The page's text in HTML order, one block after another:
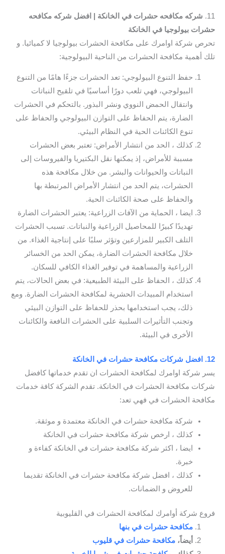
11.
شركه مكافحه حشرات في الخانكة | افضل شركه مكافحه
حشرات بيولوجيا في الخانكة
تحرص شركة اوامرك على مكافحة الحشرات بيولوجيا لا كميائيا. و
تلك أهمية مكافحة الحشرات من الناحية البيولوجية:
حفظ التنوع البيولوجي: تعد الحشرات جزءًا هامًا من التنوع
البيولوجي، فهي تلعب دورًا أساسيًا في تلقيح النباتات
وانتقال الحمض النووي ونشر البذور. بالتحكم في الحشرات
الضارة، يتم الحفاظ على التوازن البيولوجي والحفاظ على
تنوع الكائنات الحية في النظام البيئي.
كذلك ، الحد من انتشار الأمراض: تعتبر بعض الحشرات
مسببة للأمراض، إذ يمكنها نقل البكتيريا والفيروسات إلى
النباتات والحيوانات والبشر. من خلال مكافحة هذه
الحشرات، يتم الحد من انتشار الأمراض المرتبطة بها
والحفاظ على صحة الكائنات الحية.
ايضا ، الحماية من الآفات الزراعية: يعتبر الحشرات الضارة
تهديدًا كبيرًا للمحاصيل الزراعية والنباتات. تسبب الحشرات
التلف الكبير للمزارعين وتؤثر سلبًا على إنتاجية الغذاء. من
خلال مكافحة الحشرات الضارة، يمكن الحد من الخسائر
الزراعية والمساهمة في توفير الغذاء الكافي للسكان.
كذلك ، الحفاظ على البيئة الطبيعية: في بعض الحالات، يتم
استخدام المبيدات الحشرية لمكافحة الحشرات الضارة. ومع
ذلك، يجب استخدامها بحذر للحفاظ على التوازن البيئي
وتجنب التأثيرات السلبية على الحشرات النافعة والكائنات
الأخرى في البيئة.
12. افضل شركات مكافحة حشرات في الخانكة
يسر شركة اوامرك لمكافحة الحشرات ان تقدم خدماتها كافضل
شركات مكافحة الحشرات في الخانكة. تقدم الشركة كافة خدمات
مكافحة الحشرات في فهي تعد:
شركة مكافحة حشرات في الخانكة معتمدة و موثقة.
كذلك ، ارخص شركة مكافحة حشرات في الخانكة
ايضا ، اكثر شركة مكافحة حشرات في الخانكة كفاءة و
خبرة.
كذلك ، افضل شركة مكافحة حشرات في الخانكة تقديما
للعروض و الضمانات.
فروع شركة أوامرك لمكافحة الحشرات في القليوبية
مكافحة حشرات في بنها
أيضاً، مكافحة حشرات في قليوب